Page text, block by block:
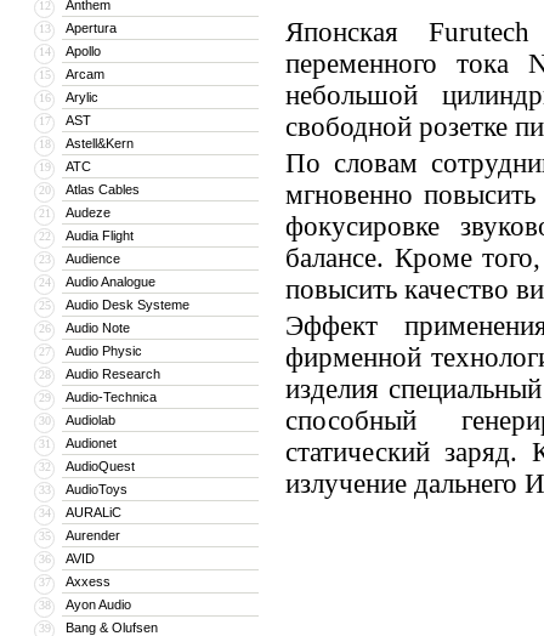
12 Anthem
13 Apertura
14 Apollo
15 Arcam
16 Arylic
17 AST
18 Astell&Kern
19 ATC
20 Atlas Cables
21 Audeze
22 Audia Flight
23 Audience
24 Audio Analogue
25 Audio Desk Systeme
26 Audio Note
27 Audio Physic
28 Audio Research
29 Audio-Technica
30 Audiolab
31 Audionet
32 AudioQuest
33 AudioToys
34 AURALiC
35 Aurender
36 AVID
37 Axxess
38 Ayon Audio
39 Bang & Olufsen
Японская
переменного тока
небольшой
свободной розетке
По словам
мгновенно
фокусировке
балансе. Кроме
повысить качество
Эффект
фирменной
изделия
способный
статический
излучение дальнего